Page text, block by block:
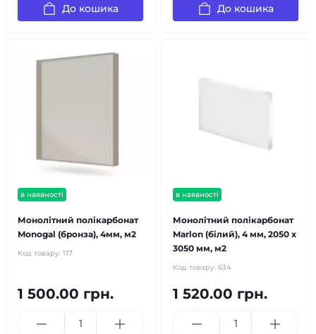
До кошика До кошика
в наявності
Монолітний полікарбонат
Monogal (бронза), 4мм, м2
Код товару: 117
1 500.00 грн.
в наявності
Монолітний полікарбонат
Marlon (білий), 4 мм, 2050 х
3050 мм, м2
Код товару: 634
1 520.00 грн.